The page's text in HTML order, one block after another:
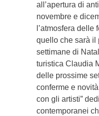
all’apertura di
novembre e
l’atmosfera delle
quello che sarà il
settimane di
turistica Claudia
delle prossime
conferme e
con gli artisti”
contemporanei